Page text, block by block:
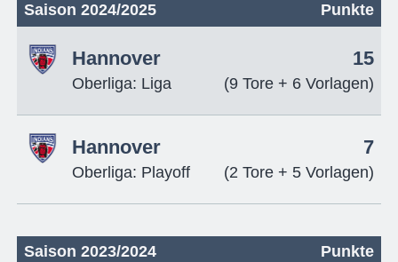
Saison 2024/2025 Punkte
Hannover
Oberliga: Liga
15
(9 Tore + 6 Vorlagen)
Hannover
Oberliga: Playoff
7
(2 Tore + 5 Vorlagen)
Saison 2023/2024 Punkte